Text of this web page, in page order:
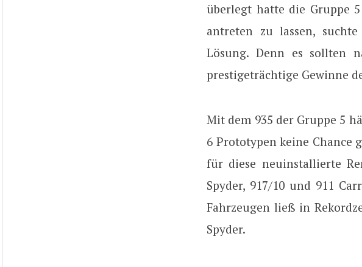
überlegt hatte die Gruppe
antreten zu lassen,
Lösung. Denn es sollten
prestigeträchtige Gewinne
Mit dem 935 der Gruppe 5
6 Prototypen keine Chance
für diese neuinstallierte
Spyder, 917/10 und 911
Fahrzeugen ließ in
Spyder.